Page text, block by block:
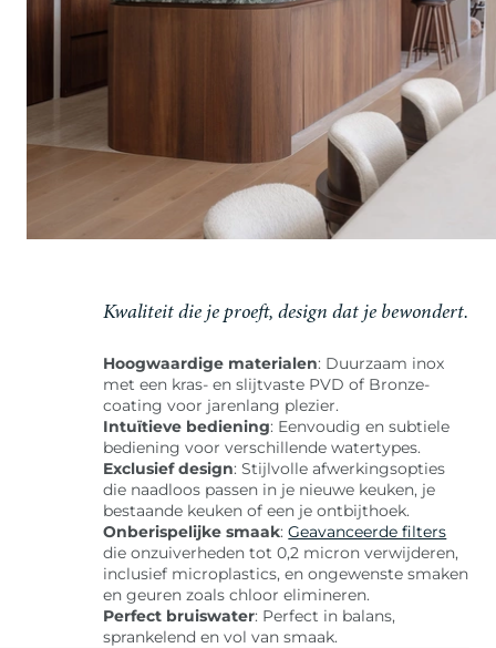
Kwaliteit die je proeft, design dat je bewondert.
Hoogwaardige materialen: Duurzaam inox
met een kras- en slijtvaste PVD of Bronze-
coating voor jarenlang plezier.
Intuïtieve bediening: Eenvoudig en subtiele
bediening voor verschillende watertypes.
Exclusief design: Stijlvolle afwerkingsopties
die naadloos passen in je nieuwe keuken, je
bestaande keuken of een je ontbijthoek.
Onberispelijke smaak:Geavanceerde filters
die onzuiverheden tot 0,2 micron verwijderen,
inclusief microplastics, en ongewenste smaken
en geuren zoals chloor elimineren.
Perfect bruiswater: Perfect in balans,
sprankelend en vol van smaak.